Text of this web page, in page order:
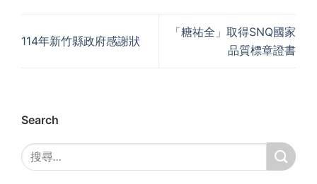
Search
114年新竹縣政府感謝狀
「糖祐全」取得SNQ國家
品質標章證書